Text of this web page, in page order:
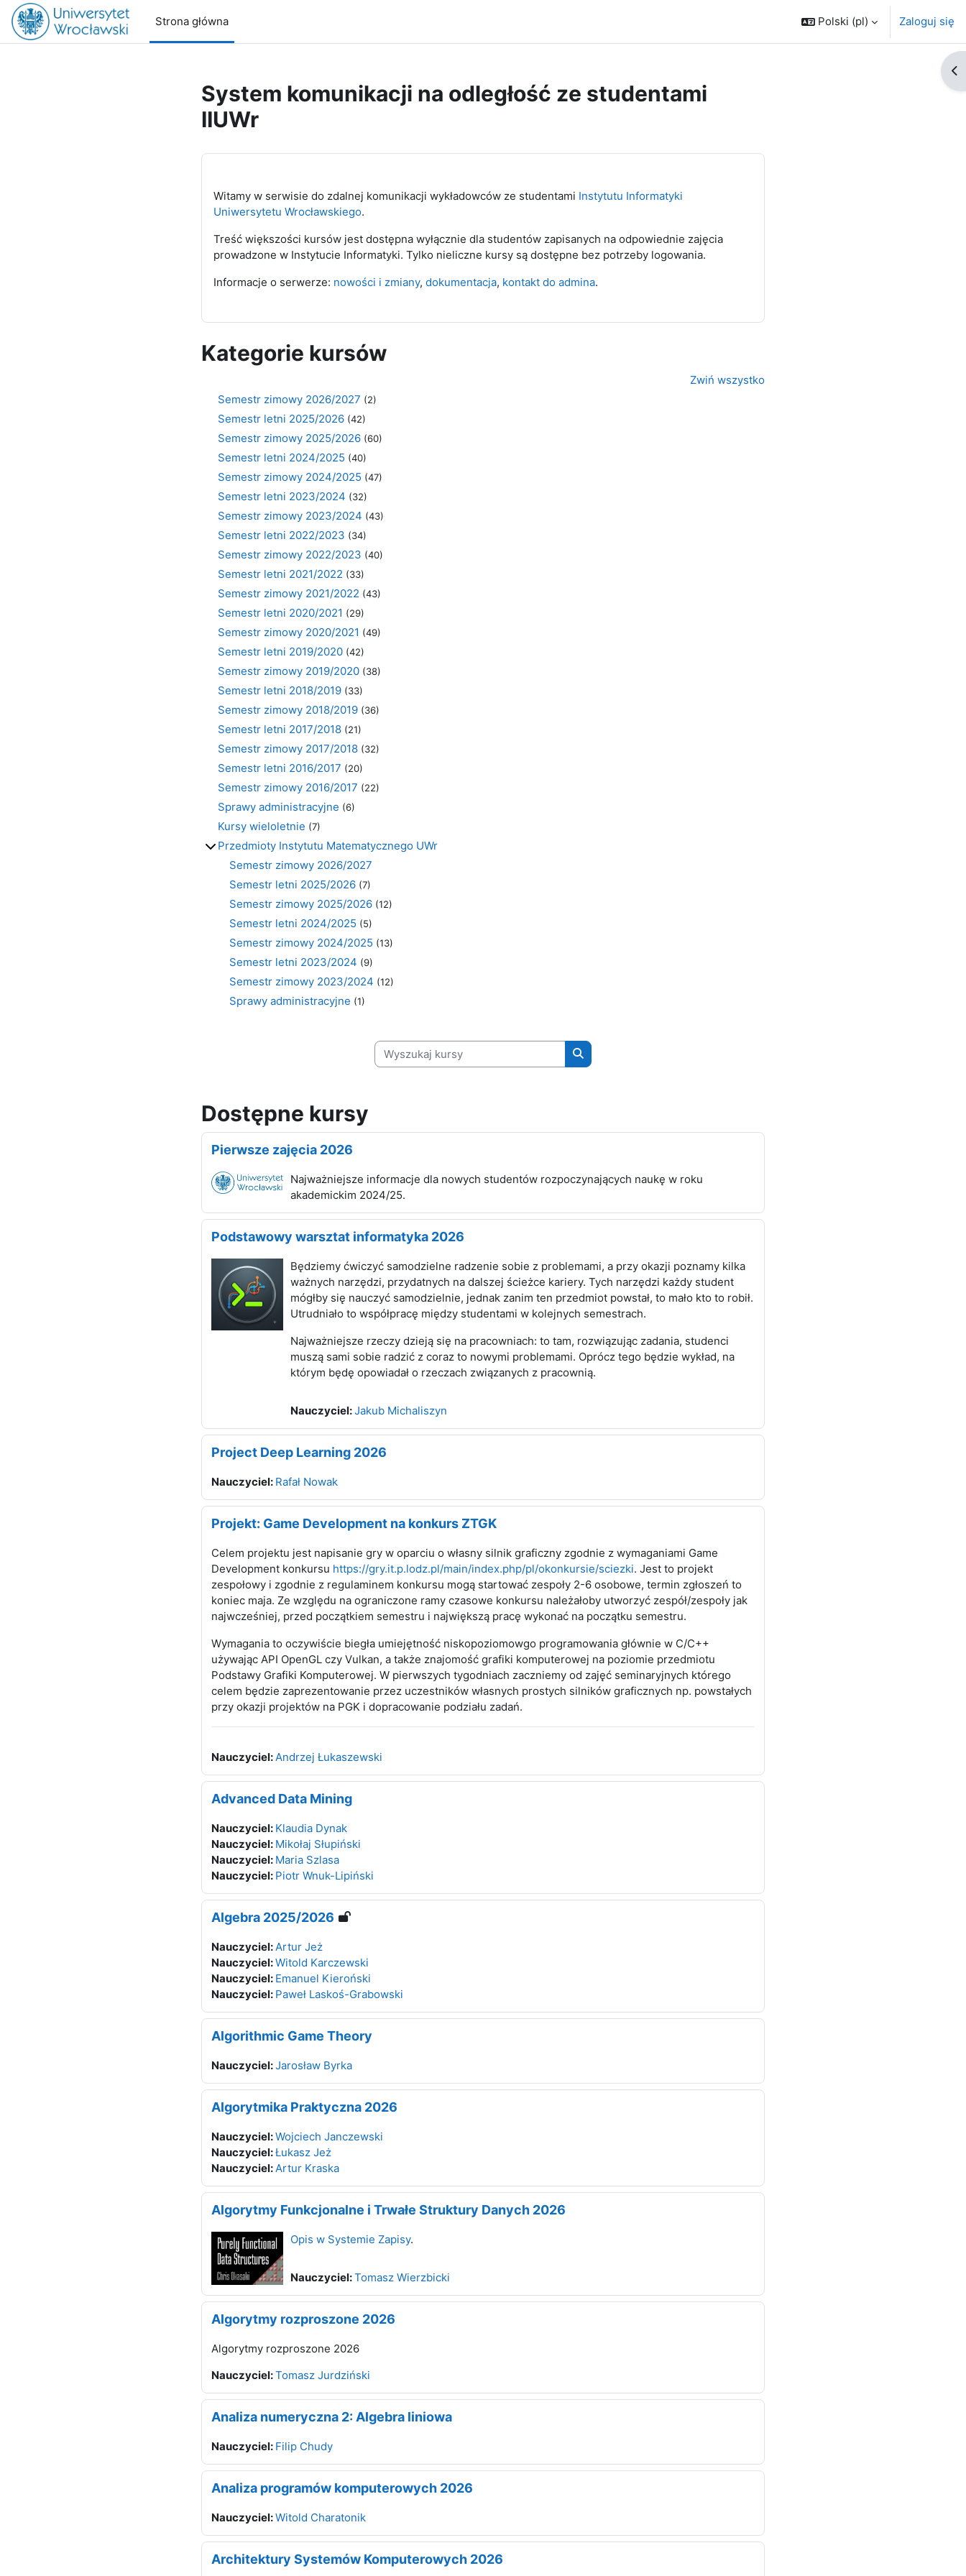
Przejdź do głównej zawartości
Strona główna
Polski ‎(pl)‎ Zaloguj się
System komunikacji na odległość ze studentami
IIUWr
Witamy w serwisie do zdalnej komunikacji wykładowców ze studentami Instytutu Informatyki
Uniwersytetu Wrocławskiego.
Treść większości kursów jest dostępna wyłącznie dla studentów zapisanych na odpowiednie zajęcia
prowadzone w Instytucie Informatyki. Tylko nieliczne kursy są dostępne bez potrzeby logowania.
Informacje o serwerze: nowości i zmiany, dokumentacja, kontakt do admina.
Kategorie kursów
Zwiń wszystko
Semestr zimowy 2026/2027 (2)
Semestr letni 2025/2026 (42)
Semestr zimowy 2025/2026 (60)
Semestr letni 2024/2025 (40)
Semestr zimowy 2024/2025 (47)
Semestr letni 2023/2024 (32)
Semestr zimowy 2023/2024 (43)
Semestr letni 2022/2023 (34)
Semestr zimowy 2022/2023 (40)
Semestr letni 2021/2022 (33)
Semestr zimowy 2021/2022 (43)
Semestr letni 2020/2021 (29)
Semestr zimowy 2020/2021 (49)
Semestr letni 2019/2020 (42)
Semestr zimowy 2019/2020 (38)
Semestr letni 2018/2019 (33)
Semestr zimowy 2018/2019 (36)
Semestr letni 2017/2018 (21)
Semestr zimowy 2017/2018 (32)
Semestr letni 2016/2017 (20)
Semestr zimowy 2016/2017 (22)
Sprawy administracyjne (6)
Kursy wieloletnie (7)
Przedmioty Instytutu Matematycznego UWr
Semestr zimowy 2026/2027
Semestr letni 2025/2026 (7)
Semestr zimowy 2025/2026 (12)
Semestr letni 2024/2025 (5)
Semestr zimowy 2024/2025 (13)
Semestr letni 2023/2024 (9)
Semestr zimowy 2023/2024 (12)
Sprawy administracyjne (1)
Wyszukaj kursy
Wyszukaj kursy
Dostępne kursy
Pierwsze zajęcia 2026
Najważniejsze informacje dla nowych studentów rozpoczynających naukę w roku
akademickim 2024/25.
Podstawowy warsztat informatyka 2026
Będziemy ćwiczyć samodzielne radzenie sobie z problemami, a przy okazji poznamy kilka
ważnych narzędzi, przydatnych na dalszej ścieżce kariery. Tych narzędzi każdy student
mógłby się nauczyć samodzielnie, jednak zanim ten przedmiot powstał, to mało kto to robił.
Utrudniało to współpracę między studentami w kolejnych semestrach.
Najważniejsze rzeczy dzieją się na pracowniach: to tam, rozwiązując zadania, studenci
muszą sami sobie radzić z coraz to nowymi problemami. Oprócz tego będzie wykład, na
którym będę opowiadał o rzeczach związanych z pracownią.
Nauczyciel:Jakub Michaliszyn
Project Deep Learning 2026
Nauczyciel: Rafał Nowak
Projekt: Game Development na konkurs ZTGK
Celem projektu jest napisanie gry w oparciu o własny silnik graficzny zgodnie z wymaganiami Game
Development konkursu https://gry.it.p.lodz.pl/main/index.php/pl/okonkursie/sciezki. Jest to projekt
zespołowy i zgodnie z regulaminem konkursu mogą startować zespoły 2-6 osobowe, termin zgłoszeń to
koniec maja. Ze względu na ograniczone ramy czasowe konkursu należałoby utworzyć zespół/zespoły jak
najwcześniej, przed początkiem semestru i największą pracę wykonać na początku semestru.
Wymagania to oczywiście biegła umiejętność niskopoziomowgo programowania głównie w C/C++
używając API OpenGL czy Vulkan, a także znajomość grafiki komputerowej na poziomie przedmiotu
Podstawy Grafiki Komputerowej. W pierwszych tygodniach zaczniemy od zajęć seminaryjnych którego
celem będzie zaprezentowanie przez uczestników własnych prostych silników graficznych np. powstałych
przy okazji projektów na PGK i dopracowanie podziału zadań.
Nauczyciel: Andrzej Łukaszewski
Advanced Data Mining
Nauczyciel: Klaudia Dynak
Nauczyciel: Mikołaj Słupiński
Nauczyciel: Maria Szlasa
Nauczyciel: Piotr Wnuk-Lipiński
Algebra 2025/2026
Nauczyciel: Artur Jeż
Nauczyciel:Witold Karczewski
Nauczyciel: Emanuel Kieroński
Nauczyciel: Paweł Laskoś-Grabowski
Algorithmic Game Theory
Nauczyciel:Jarosław Byrka
Algorytmika Praktyczna 2026
Nauczyciel:Wojciech Janczewski
Nauczyciel:Łukasz Jeż
Nauczyciel: Artur Kraska
Algorytmy Funkcjonalne i Trwałe Struktury Danych 2026
Opis w Systemie Zapisy.
Nauczyciel:Tomasz Wierzbicki
Algorytmy rozproszone 2026
Algorytmy rozproszone 2026
Nauczyciel:Tomasz Jurdziński
Analiza numeryczna 2: Algebra liniowa
Nauczyciel: Filip Chudy
Analiza programów komputerowych 2026
Nauczyciel:Witold Charatonik
Architektury Systemów Komputerowych 2026